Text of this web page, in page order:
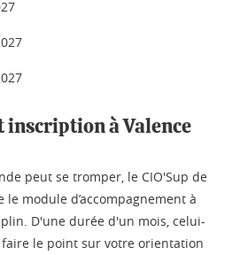
à Valence
peut se tromper, le CIO'Sup de
le module d’accompagnement à
D'une durée d'un mois, celui-
le point sur votre orientation